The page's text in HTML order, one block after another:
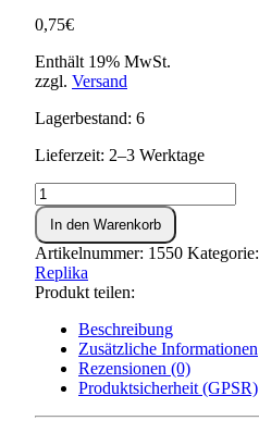
0,75€
Enthält 19% MwSt.
zzgl. Versand
Lagerbestand: 6
Lieferzeit: 2–3 Werktage
Dichtung
für
Dichtkappe
SR1,SR2,SR4-
1
Menge
In den Warenkorb
Artikelnummer: 1550 Kategorie:
Replika
Produkt teilen:
Beschreibung
Zusätzliche Informationen
Rezensionen (0)
Produktsicherheit (GPSR)